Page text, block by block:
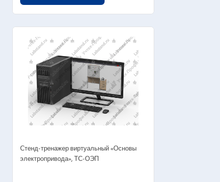
OUT OF STOCK
Стенд-тренажер виртуальный «Основы
электропривода», ТС-ОЭП